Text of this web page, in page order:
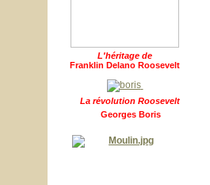
L'héritage de
Franklin Delano Roosevelt
La révolution Roosevelt
Georges Boris